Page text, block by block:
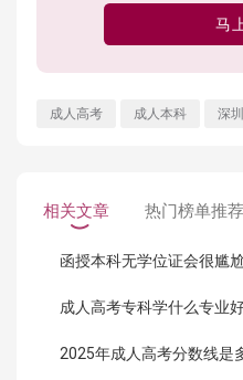
马
成人高考 成人本科 深
相关文章 热门榜单推荐
函授本科无学位证会很尴
2025年成人高考分数线是